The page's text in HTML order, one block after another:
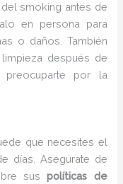
smoking antes de
en persona para
o daños. También
después de
por la
que necesites el
días. Asegúrate de
suspolíticas de